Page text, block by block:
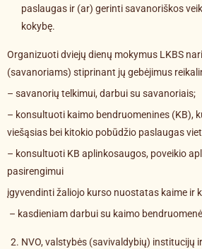
paslaugas ir (ar) gerinti savanoriškos
kokybę.
Organizuoti dviejų dienų mokymus LKBS
(savanoriams) stiprinant jų gebėjimus
– savanorių telkimui, darbui su savanoriais;
– konsultuoti kaimo bendruomenines (KB),
viešąsias bei kitokio pobūdžio paslaugas
– konsultuoti KB aplinkosaugos, poveikio
pasirengimui
įgyvendinti žaliojo kurso nuostatas kaime ir
– kasdieniam darbui su kaimo
NVO, valstybės (savivaldybių) institucijų